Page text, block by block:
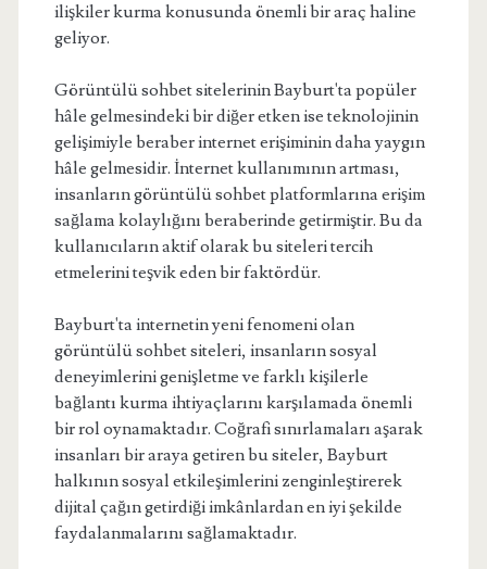
ilişkiler kurma konusunda önemli bir araç haline
geliyor.
Görüntülü sohbet sitelerinin Bayburt'ta popüler
hâle gelmesindeki bir diğer etken ise teknolojinin
gelişimiyle beraber internet erişiminin daha yaygın
hâle gelmesidir. İnternet kullanımının artması,
insanların görüntülü sohbet platformlarına erişim
sağlama kolaylığını beraberinde getirmiştir. Bu da
kullanıcıların aktif olarak bu siteleri tercih
etmelerini teşvik eden bir faktördür.
Bayburt'ta internetin yeni fenomeni olan
görüntülü sohbet siteleri, insanların sosyal
deneyimlerini genişletme ve farklı kişilerle
bağlantı kurma ihtiyaçlarını karşılamada önemli
bir rol oynamaktadır. Coğrafi sınırlamaları aşarak
insanları bir araya getiren bu siteler, Bayburt
halkının sosyal etkileşimlerini zenginleştirerek
dijital çağın getirdiği imkânlardan en iyi şekilde
faydalanmalarını sağlamaktadır.